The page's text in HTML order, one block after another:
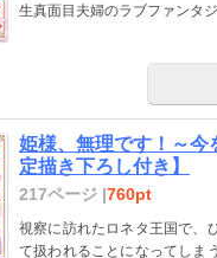
生真面目夫婦のラブファンタ
姫様、無理です！～今
定描き下ろし付き】
217ページ |760pt
視察に訪れたロネタ王国で、
て扱われることになってしま